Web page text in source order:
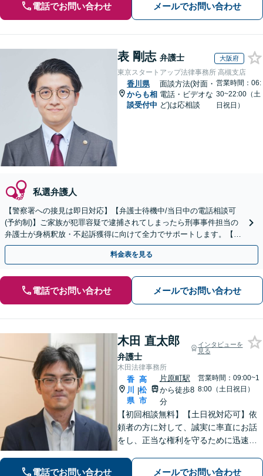
電話でお問い合わせ メールでお問い合わせ
表 剛志 弁護士 大阪府
東京スタートアップ法律事務所 高槻支店
香川県
からも相
談受付中
面談方法(対面・
電話・ビデオな
ど)は応相談
営業時間：06:
30~22:00（土
日祝日）
私選弁護人
【警察署への接見は即日対応】【弁護士待機中/当日中の電話相談可
(予約制)】ご家族が犯罪容疑で逮捕されてしまったら刑事事件担当の
弁護士が身柄釈放・不起訴獲得に向けて全力でサポートします。【毎
月100名以上の相談実績】【全国対応】
料金表を見る
電話でお問い合わせ メールでお問い合わせ
木田 直太郎
弁護士
インタビューを
見る
木田法律事務所
香
川
県
|
高
松
市
片原町駅
から徒歩8
分
営業時間：09:00~1
8:00（土日祝日）
【初回相談無料】【土日祝対応可】依
頼者の方に対して、誠実に率直にお話
をし、正当な権利を守るために迅速に
テラン弁護士のノウハウと、若手弁護
電話でお問い合わせ メールでお問い合わせ